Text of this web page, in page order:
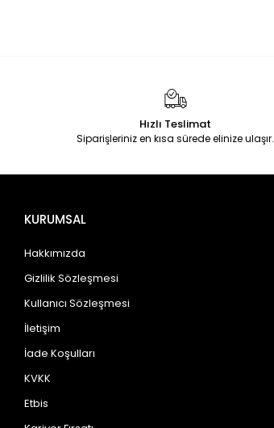
Hızlı Teslimat
Siparişleriniz en kısa sürede elinize ulaşır.
KURUMSAL
Hakkımızda
Gizlilik Sözleşmesi
Kullanıcı Sözleşmesi
İletişim
İade Koşulları
KVKK
Etbis